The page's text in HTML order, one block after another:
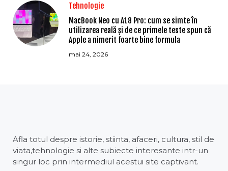
Tehnologie
MacBook Neo cu A18 Pro: cum se simte în
utilizarea reală și de ce primele teste spun că
Apple a nimerit foarte bine formula
mai 24, 2026
Afla totul despre istorie, stiinta, afaceri, cultura, stil de
viata,tehnologie si alte subiecte interesante intr-un
singur loc prin intermediul acestui site captivant.